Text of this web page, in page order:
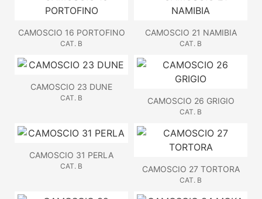
CAMOSCIO 16 PORTOFINO
CAT. B
CAMOSCIO 21 NAMIBIA
CAT. B
CAMOSCIO 23 DUNE
CAT. B CAMOSCIO 26 GRIGIO
CAT. B
CAMOSCIO 31 PERLA
CAT. B CAMOSCIO 27 TORTORA
CAT. B